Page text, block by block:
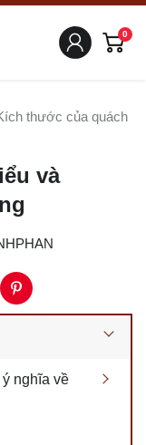
0
thước của quách
và
nghĩa về